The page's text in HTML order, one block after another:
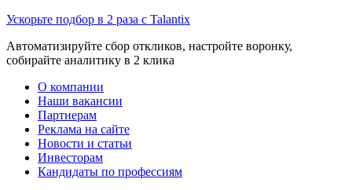
Ускорьте подбор в 2 раза с Talantix
Автоматизируйте сбор откликов, настройте воронку,
собирайте аналитику в 2 клика
О компании
Наши вакансии
Партнерам
Реклама на сайте
Новости и статьи
Инвесторам
Кандидаты по профессиям